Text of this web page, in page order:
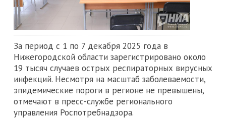
За период с 1 по 7 декабря 2025 года в
Нижегородской области зарегистрировано около
19 тысяч случаев острых респираторных вирусных
инфекций. Несмотря на масштаб заболеваемости,
эпидемические пороги в регионе не превышены,
отмечают в пресс-службе регионального
управления Роспотребнадзора.